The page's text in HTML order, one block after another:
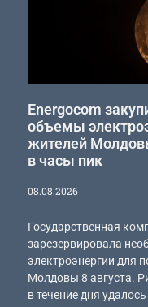
Energocom
объемы
жителей
в часы пик
08.08.2026
Государственная
зарезервировала
электроэнергии для
Молдовы 8 августа.
в течение дня